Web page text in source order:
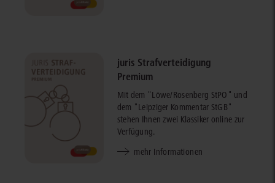
juris Strafverteidigung
Premium
Mit dem "Löwe/Rosenberg StPO" und
dem "Leipziger Kommentar StGB"
stehen Ihnen zwei Klassiker online zur
Verfügung.
mehr Informationen